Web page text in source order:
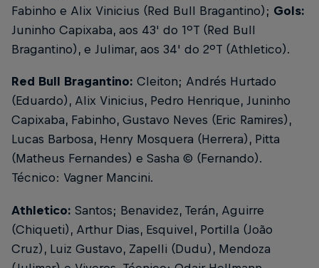
Fabinho e Alix Vinicius (Red Bull Bragantino); Gols:
Juninho Capixaba, aos 43' do 1ºT (Red Bull
Bragantino), e Julimar, aos 34' do 2ºT (Athletico).
Red Bull Bragantino: Cleiton; Andrés Hurtado
(Eduardo), Alix Vinicius, Pedro Henrique, Juninho
Capixaba, Fabinho, Gustavo Neves (Eric Ramires),
Lucas Barbosa, Henry Mosquera (Herrera), Pitta
(Matheus Fernandes) e Sasha © (Fernando).
Técnico: Vagner Mancini.
Athletico: Santos; Benavidez, Terán, Aguirre
(Chiqueti), Arthur Dias, Esquivel, Portilla (João
Cruz), Luiz Gustavo, Zapelli (Dudu), Mendoza